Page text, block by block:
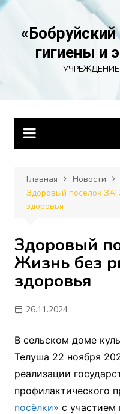
Перейти
содержимому
гигиены и
Главная
Новости
Здоровый поселок ЗА!
здоровья
Здоровый
Жизнь без
здоровья
26.11.2024
В сельском доме
Телуша 22 ноября
реализации
профилактического
посёлки» с участием